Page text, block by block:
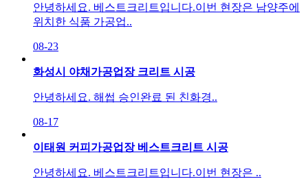
안녕하세요. 베스트크리트입니다.​이번 현장은 남양주에
위치한 식품 가공업..
08-23
화성시 야채가공업장 크리트 시공
안녕하세요. 해썹 승인완료 된 친화경..
08-17
이태원 커피가공업장 베스트크리트 시공
안녕하세요. 베스트크리트입니다.​이번 현장은 ..